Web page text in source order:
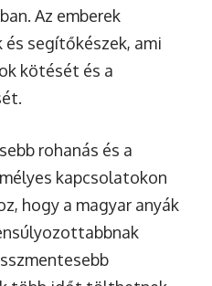
Az emberek
segítőkészek, ami
kötését és a
rohanás és a
kapcsolatokon
hogy a magyar anyák